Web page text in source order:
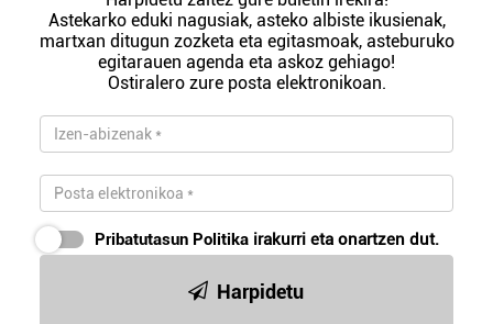
Astekarko eduki nagusiak, asteko albiste ikusienak,
martxan ditugun zozketa eta egitasmoak, asteburuko
egitarauen agenda eta askoz gehiago!
Ostiralero zure posta elektronikoan.
Pribatutasun Politika irakurri eta onartzen dut.
Harpidetu